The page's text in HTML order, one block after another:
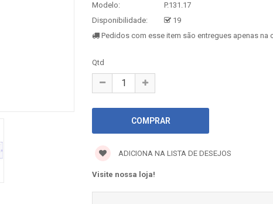
Modelo:
P.131.17
Disponibilidade:
19
Pedidos com esse item são entregues apenas na
Qtd
ADICIONA NA LISTA DE DESEJOS
Visite nossa loja!